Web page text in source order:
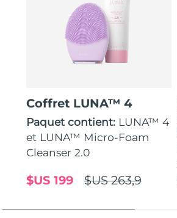
Coffret LUNA™ 4
Paquet contient: LUNA™ 4
et LUNA™ Micro-Foam
Cleanser 2.0
$US 263,9
$US 199